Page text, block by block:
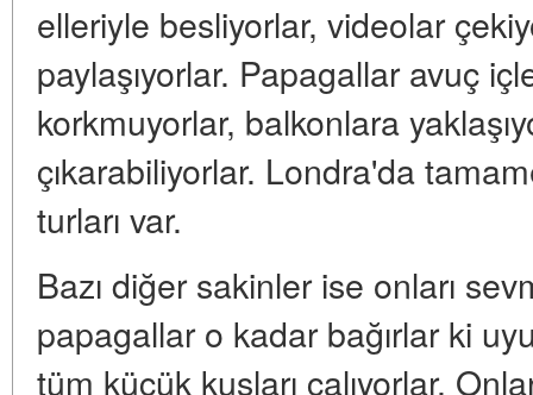
elleriyle besliyorlar, videolar
paylaşıyorlar. Papagallar avuç
korkmuyorlar, balkonlara
çıkarabiliyorlar. Londra'da
turları var.
Bazı diğer sakinler ise onları
papagallar o kadar bağırlar ki
tüm küçük kuşları çalıyorlar.